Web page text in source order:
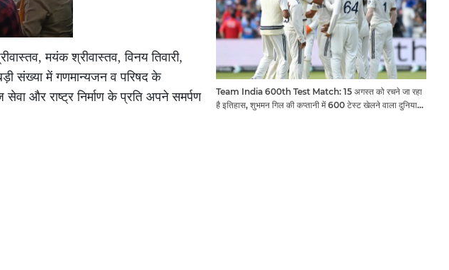
मयंक श्रीवास्तव, विनय तिवारी,
संख्या में गणमान्यजन व परिषद के
और राष्ट्र निर्माण के प्रति अपने समर्पण
Team India 600th Test Match: 15 अगस्त को रचने जा रहा
है इतिहास, शुभमन गिल की कप्तानी में 600 टेस्ट खेलने वाला दुनिया